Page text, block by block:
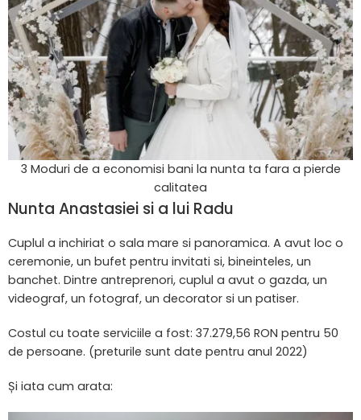
3 Moduri de a economisi bani la nunta ta fara a pierde
calitatea
Nunta Anastasiei si a lui Radu
Cuplul a inchiriat o sala mare si panoramica. A avut loc o
ceremonie, un bufet pentru invitati si, bineinteles, un
banchet. Dintre antreprenori, cuplul a avut o gazda, un
videograf, un fotograf, un decorator si un patiser.
Costul cu toate serviciile a fost: 37.279,56 RON pentru 50
de persoane. (preturile sunt date pentru anul 2022)
Și iata cum arata: